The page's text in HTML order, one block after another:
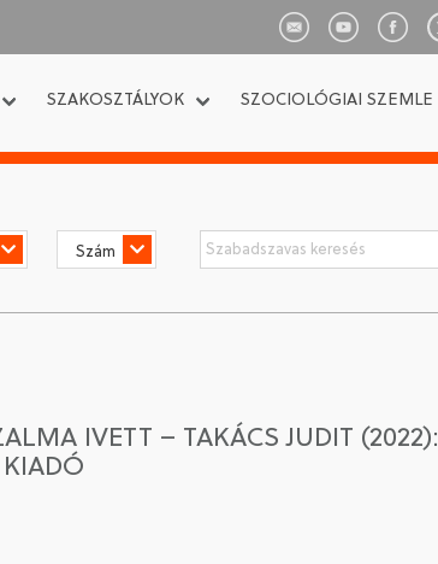
SZAKOSZTÁLYOK SZOCIOLÓGIAI SZEMLE
IVETT – TAKÁCS JUDIT (2022):